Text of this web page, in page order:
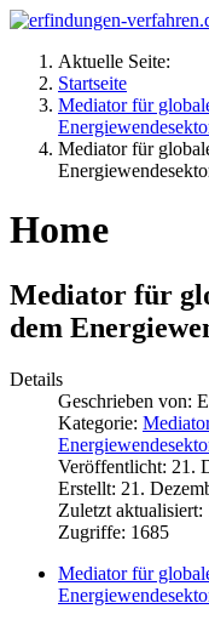
Aktuelle Seite:
Startseite
Mediator für
Mediator für
Home
Mediator für
dem
Details
Geschrieben von:
Kategorie:
Veröffentlicht: 21.
Erstellt: 21.
Zuletzt aktualisiert:
Zugriffe: 1685
Mediator für